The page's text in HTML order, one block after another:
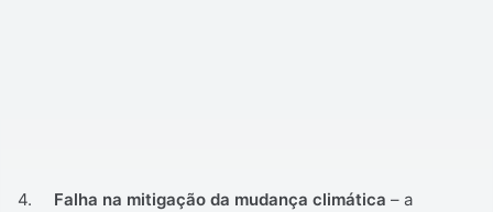
4. Falha na mitigação da mudança climática – a